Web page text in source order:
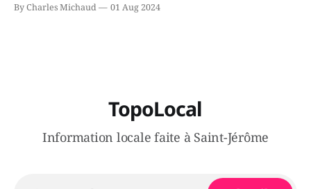
victimes aurait été écrasée sous un véhicule et aspergée
By Charles Michaud 01 Aug 2024
TopoLocal
Information locale faite à Saint-Jérôme